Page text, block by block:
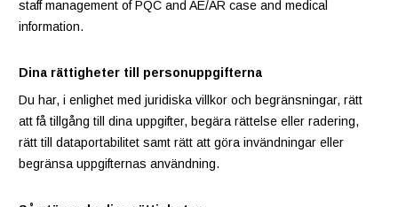
staff management of PQC and AE/AR case and medical
information.
Dina rättigheter till personuppgifterna
Du har, i enlighet med juridiska villkor och begränsningar, rätt
att få tillgång till dina uppgifter, begära rättelse eller radering,
rätt till dataportabilitet samt rätt att göra invändningar eller
begränsa uppgifternas användning.